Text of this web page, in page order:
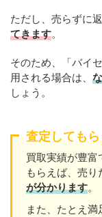
ただし、売らずに
てきます。
そのため、「バイ
用される場合は、
しょう。
査定しても
買取実績が豊富
もらえば、売
が分かります。
また、たとえ